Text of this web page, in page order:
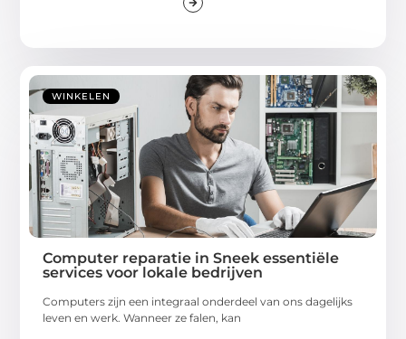
WINKELEN
Computer reparatie in Sneek essentiële
services voor lokale bedrijven
Computers zijn een integraal onderdeel van ons dagelijks
leven en werk. Wanneer ze falen, kan